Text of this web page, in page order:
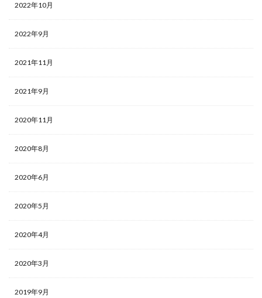
2022年10月
2022年9月
2021年11月
2021年9月
2020年11月
2020年8月
2020年6月
2020年5月
2020年4月
2020年3月
2019年9月